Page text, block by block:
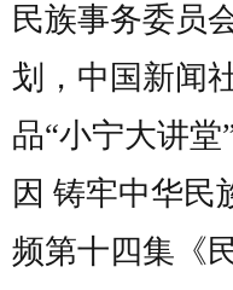
民族事务委员
划，中国新闻
品“小宁大讲
因 铸牢中华民
频第十四集《